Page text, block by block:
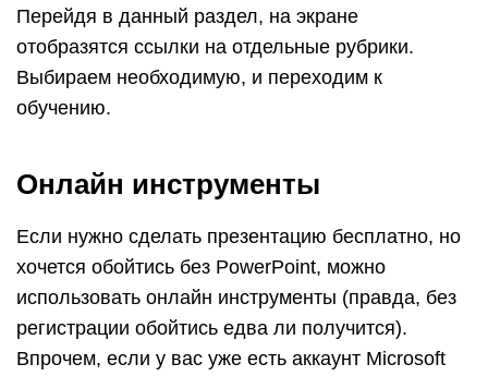
Перейдя в данный раздел, на экране
отобразятся ссылки на отдельные рубрики.
Выбираем необходимую, и переходим к
обучению.
Онлайн инструменты
Если нужно сделать презентацию бесплатно, но
хочется обойтись без PowerPoint, можно
использовать онлайн инструменты (правда, без
регистрации обойтись едва ли получится).
Впрочем, если у вас уже есть аккаунт Microsoft